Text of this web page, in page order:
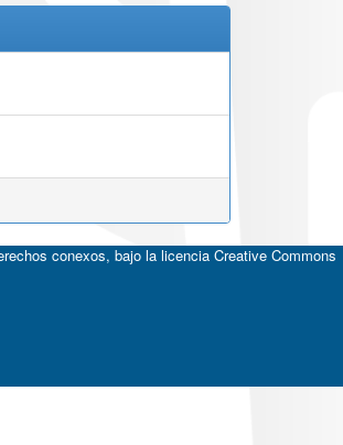
conexos, bajo la licencia Creative Commons